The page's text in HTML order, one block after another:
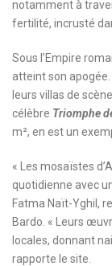
notamment à
fertilité, incrusté
Sous l’Empire
atteint son
leurs villas de
célèbre Triomphe
m², en est un
« Les mosaïstes
quotidienne avec
Fatma Naït-Yghil,
Bardo. « Leurs
locales, donnant
rapporte le site.